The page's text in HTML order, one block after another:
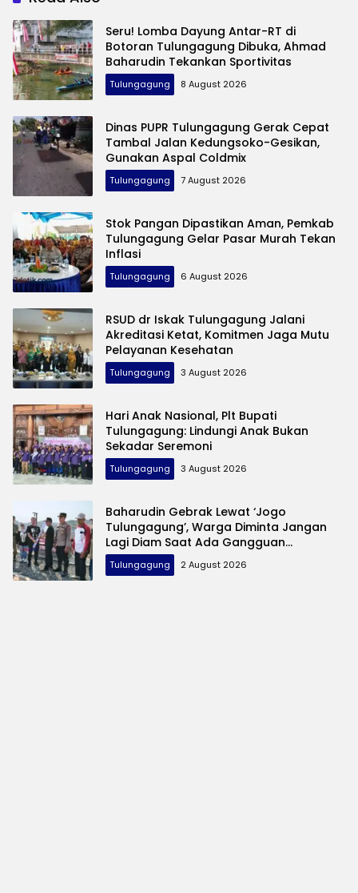
Seru! Lomba Dayung Antar-RT di
Botoran Tulungagung Dibuka, Ahmad
Baharudin Tekankan Sportivitas
Tulungagung 8 August 2026
Dinas PUPR Tulungagung Gerak Cepat
Tambal Jalan Kedungsoko-Gesikan,
Gunakan Aspal Coldmix
Tulungagung 7 August 2026
Stok Pangan Dipastikan Aman, Pemkab
Tulungagung Gelar Pasar Murah Tekan
Inflasi
Tulungagung 6 August 2026
RSUD dr Iskak Tulungagung Jalani
Akreditasi Ketat, Komitmen Jaga Mutu
Pelayanan Kesehatan
Tulungagung 3 August 2026
Hari Anak Nasional, Plt Bupati
Tulungagung: Lindungi Anak Bukan
Sekadar Seremoni
Tulungagung 3 August 2026
Baharudin Gebrak Lewat ‘Jogo
Tulungagung’, Warga Diminta Jangan
Lagi Diam Saat Ada Gangguan
Keamanan
Tulungagung 2 August 2026